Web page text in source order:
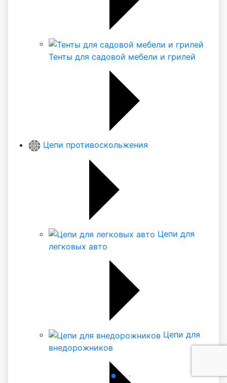
Тенты для садовой мебели и грилей
Цепи противоскольжения
Цепи для
легковых авто
Цепи для
внедорожников